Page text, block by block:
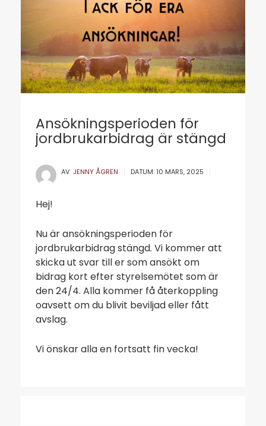
Ansökningsperioden för
jordbrukarbidrag är stängd
AV JENNY ÅGREN DATUM:10 MARS, 2025
Hej!
Nu är ansökningsperioden för
jordbrukarbidrag stängd. Vi kommer att
skicka ut svar till er som ansökt om
bidrag kort efter styrelsemötet som är
den 24/4. Alla kommer få återkoppling
oavsett om du blivit beviljad eller fått
avslag.
Vi önskar alla en fortsatt fin vecka!